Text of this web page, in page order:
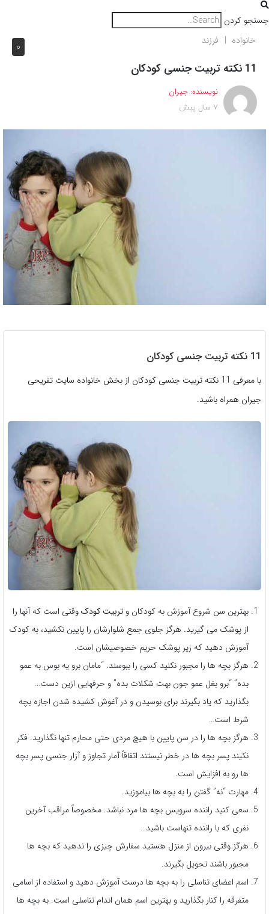
جستجو کردن
0 خانواده فرزند
11 نکته تربیت جنسی کودکان
نویسنده: جیران
7 سال پیش
11 نکته تربیت جنسی کودکان
با معرفی 11 نکته تربیت جنسی کودکان از بخش خانواده سایت تفریحی
جیران همراه باشید.
بهترین سن شروع آموزش به کودکان و تربیت کودکوقتی است که آنها را
از پوشک می گیرید. هرگز جلوی جمع شلوارشان را پایین نکشید، به کودک
آموزش دهید که زیر پوشک حریم خصوصیشان است.
هرگز بچه ها را مجبور نکنید کسی را ببوسند. “مامان برو یه بوس به عمو
بده” “برو بغل عمو جون بهت شکلات بده” و حرفهایی ازین دست…
بگذارید که یاد بگیرند برای بوسیدن و در آغوش کشیده شدن اجازه بچه
شرط است…
هرگز بچه ها را در سن پایین با هیچ مردی حتی محارم تنها نگذارید. فکر
نکیند پسر بچه ها در خطر نیستند اتفاقاً آمار تجاوز و آزار جنسی پسر بچه
ها رو به افزایش است.
مهارت “نه” گفتن را به بچه ها بیاموزید.
سعی کنید راننده سرویس بچه ها مرد نباشد. مخصوصاً مراقب آخرین
نفری که با راننده تنهاست باشید…
هرگز وقتی بیرون از منزل هستید سفارش چیزی را ندهید که بچه ها
مجبور باشند تحویل بگیرند.
اسم اعضای تناسلی را به بچه ها درست آموزش دهید و استفاده از اسامی
متفرقه را کنار بگذارید و بهترین اسم همان اندام تناسلی است. به بچه ها